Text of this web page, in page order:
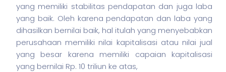
yang memiliki stabilitas pendapatan dan juga laba
yang baik. Oleh karena pendapatan dan laba yang
dihasilkan bernilai baik, hal itulah yang menyebabkan
perusahaan memiliki nilai kapitalisasi atau nilai jual
yang besar karena memiliki capaian kapitalisasi
yang bernilai Rp. 10 triliun ke atas,